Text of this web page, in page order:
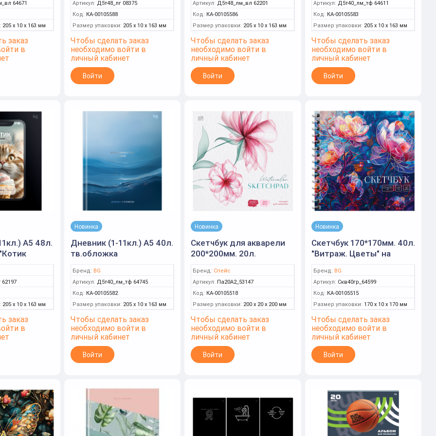
64671
205 x 10 x 163 мм
заказ
в
Артикул: Д5т48_лг 08375
Код: КА-00105588
Размер упаковки: 205 x 10 x 163 мм
Чтобы сделать заказ
необходимо войти в
личный кабинет
Войти
Артикул: Д5т48_лм_вл 62201
Код: КА-00105586
Размер упаковки: 205 x 10 x 163 мм
Чтобы сделать заказ
необходимо войти в
личный кабинет
Войти
фольгой (BG)
Артикул: Д5т40_лм_тф 64611
Код: КА-00105583
Размер упаковки: 205 x 10 x 163 мм
Чтобы сделать заказ
необходимо войти в
личный кабинет
Войти
А5 48л.
62197
205 x 10 x 163 мм
заказ
в
Новинка
Дневник (1-11кл.) А5 40л.
тв.обложка
матовая ламинация,
тиснение фольгой (BG)
Бренд: BG
Артикул: Д5т40_лм_тф 64745
Код: КА-00105582
Размер упаковки: 205 x 10 x 163 мм
Чтобы сделать заказ
необходимо войти в
личный кабинет
Войти
Новинка
Скетчбук для акварели
200*200мм. 20л.
200г/м2 (Спейс)
Бренд: Спейс
Артикул: Па20А2_53147
Код: КА-00105518
Размер упаковки: 200 x 20 x 200 мм
Чтобы сделать заказ
необходимо войти в
личный кабинет
Войти
Новинка
Скетчбук 170*170мм. 40л.
"Витраж. Цветы" на
ламинация, отд.фольгой,
120г/м2 (BG)
Бренд: BG
Артикул: Скв40гр_64599
Код: КА-00105515
Размер упаковки: 170 x 10 x 170 мм
Чтобы сделать заказ
необходимо войти в
личный кабинет
Войти